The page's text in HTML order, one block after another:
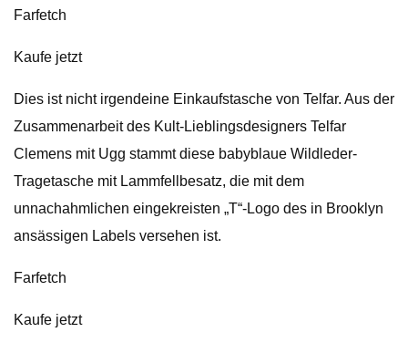
Farfetch
Kaufe jetzt
Dies ist nicht irgendeine Einkaufstasche von Telfar. Aus der
Zusammenarbeit des Kult-Lieblingsdesigners Telfar
Clemens mit Ugg stammt diese babyblaue Wildleder-
Tragetasche mit Lammfellbesatz, die mit dem
unnachahmlichen eingekreisten „T“-Logo des in Brooklyn
ansässigen Labels versehen ist.
Farfetch
Kaufe jetzt